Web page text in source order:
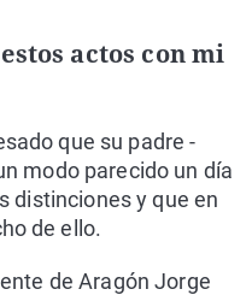
actos con mi
que su padre -
modo parecido un día
distinciones y que en
de ello.
de Aragón Jorge